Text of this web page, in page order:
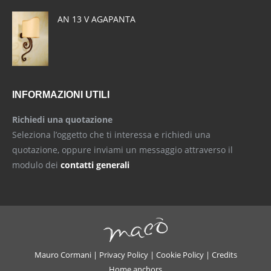
AN 13 V AGAPANTA
INFORMAZIONI UTILI
Richiedi una quotazione
Seleziona l’oggetto che ti interessa e richiedi una
quotazione, oppure inviami un messaggio attraverso il
modulo dei contatti generali
Mauro Cormani | Privacy Policy| Cookie Policy| Credits